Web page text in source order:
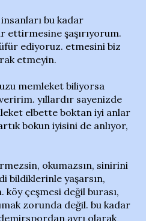
insanları bu kadar
ettirmesine şaşırıyorum.
ediyoruz. etmesini biz
etmeyin.
memleket biliyorsa
yıllardır sayenizde
elbette boktan iyi anlar
bokun iyisini de anlıyor,
okumazsın, sinirini
bildiklerinle yaşarsın,
köy çeşmesi değil burası,
zorunda değil. bu kadar
ayrı olarak